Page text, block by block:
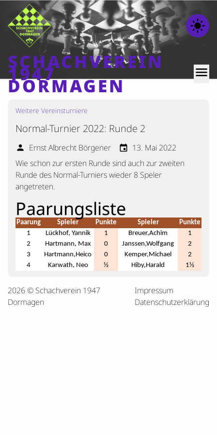
light_mode
SCHACHVEREIN
1947
DORMAGEN
menu
Home
Beiträge
Mannschaften
Ranglisten
Termine
Kontakt
Weitere Vereinsturniere
Normal-Turnier 2022: Runde 2
person Ernst Albrecht Börgener event 13. Mai 2022
Wie schon zur ersten Runde sind auch zur zweiten
Runde des Normal-Turniers wieder 8 Speler
angetreten.
Paarungsliste
Paarung Spieler Punkte Spieler
Punkte
1
Lückhof, Yannik 1 Breuer,Achim
1
2
Hartmann, Max 0 Janssen,Wolfgang
2
3
Hartmann,Heico 0 Kemper,Michael
2
4
Karwath, Neo ½ Hiby,Harald 1½
2026 © Schachverein 1947
Dormagen
Impressum
Datenschutzerklärung